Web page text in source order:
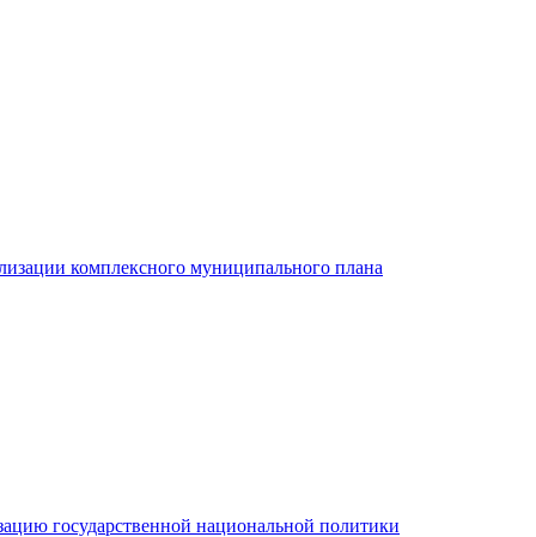
комплексного муниципального плана
государственной национальной политики